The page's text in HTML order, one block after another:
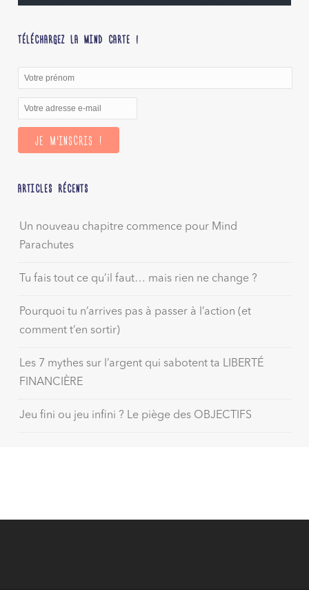
TÉLÉCHARGEZ LA MIND CARTE !
ARTICLES RÉCENTS
Un nouveau chapitre commence pour Mind
Parachutes
Tu fais tout ce qu’il faut… mais rien ne change ?
Pourquoi tu n’arrives pas à passer à l’action (et
comment t’en sortir)
Les 7 mythes sur l’argent qui sabotent ta LIBERTÉ
FINANCIÈRE
Jeu fini ou jeu infini ? Le piège des OBJECTIFS